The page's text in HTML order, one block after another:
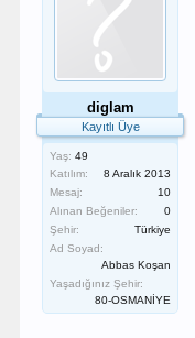
diglam
Kayıtlı Üye
Yaş: 49
Katılım:
8 Aralık 2013
Mesaj:
10
Alınan Beğeniler:
0
Şehir:
Türkiye
Ad Soyad:
Abbas Koşan
Yaşadığınız Şehir:
80-OSMANİYE